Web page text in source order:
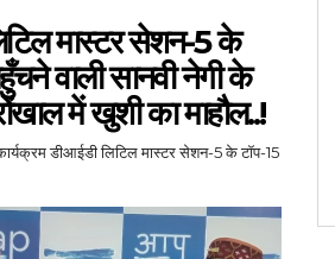
मास्टर सेशन-5 के
वाली सानवी नेगी के
में खुशी का माहौल..!
कार्यक्रम डीआईडी लिटिल मास्टर सेशन-5 के टॉप-15